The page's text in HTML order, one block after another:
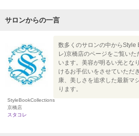
サロンからの一言
StyleBookCollections
京橋店
スタコレ
数多くのサロンの中からStyle
レ)京橋店のページをご覧い
います。美容が明るい光とな
けるお手伝いをさせていただ
康、美しさを追求した最新マ
ります。